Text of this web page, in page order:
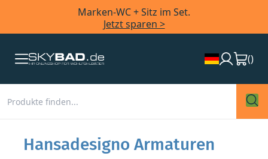
Marken-WC + Sitz im Set.
Jetzt sparen >
()
Hansadesigno Armaturen